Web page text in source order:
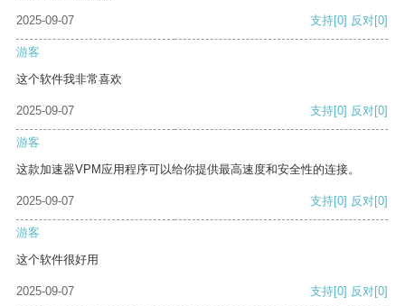
2025-09-07
支持[0] 反对[0]
游客
这个软件我非常喜欢
2025-09-07 支持[0] 反对[0]
游客
这款加速器VPM应用程序可以给你提供最高速度和安全性的连接。
2025-09-07 支持[0] 反对[0]
游客
这个软件很好用
2025-09-07 支持[0] 反对[0]